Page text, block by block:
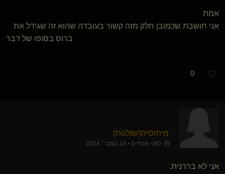
אמת
אני חושבת שכמובן חלק מזה קשור בעובדה שהוא זה שגידל את
ברוס בסופו של דבר
0
מיתוסית​(שולטת)
לפני שנתיים • 19 בפבר׳ 2024
אני לא בררנית.